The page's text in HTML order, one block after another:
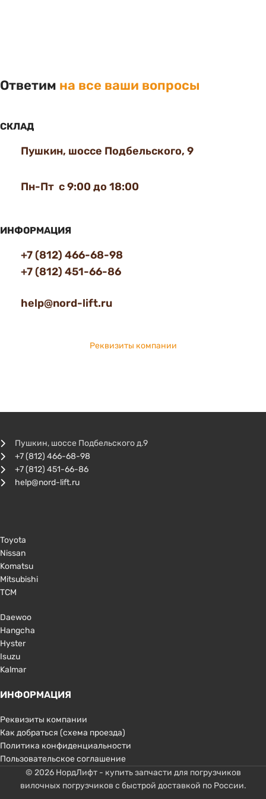
Ответим на все ваши вопросы
СКЛАД
Пушкин, шоссе Подбельского, 9
Пн-Пт с 9:00 до 18:00
ИНФОРМАЦИЯ
+7 (812) 466-68-98
+7 (812) 451-66-86
help@nord-lift.ru
Реквизиты компании
Пушкин, шоссе Подбельского д.9
+7 (812) 466-68-98
+7 (812) 451-66-86
help@nord-lift.ru
Toyota
Nissan
Komatsu
Mitsubishi
TCM
Daewoo
Hangcha
Hyster
Isuzu
Kalmar
ИНФОРМАЦИЯ
Реквизиты компании
Как добраться (схема проезда)
Политика конфиденциальности
Пользовательское соглашение
© 2026 НордЛифт - купить запчасти для погрузчиков
вилочных погрузчиков с быстрой доставкой по России.